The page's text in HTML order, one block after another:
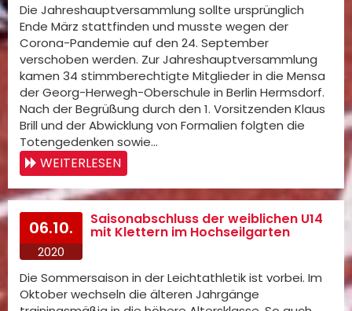
Die Jahreshauptversammlung sollte ursprünglich
Ende März stattfinden und musste wegen der
Corona-Pandemie auf den 24. September
verschoben werden. Zur Jahreshauptversammlung
kamen 34 stimmberechtigte Mitglieder in die Mensa
der Georg-Herwegh-Oberschule in Berlin Hermsdorf.
Nach der Begrüßung durch den 1. Vorsitzenden Klaus
Brill und der Abwicklung von Formalien folgten die
Totengedenken sowie…
WEITERLESEN
06.10.
2020
Saisonabschluss der weiblichen U14
mit Klettern im Hochseilgarten
Die Sommersaison in der Leichtathletik ist vorbei. Im
Oktober wechseln die älteren Jahrgänge